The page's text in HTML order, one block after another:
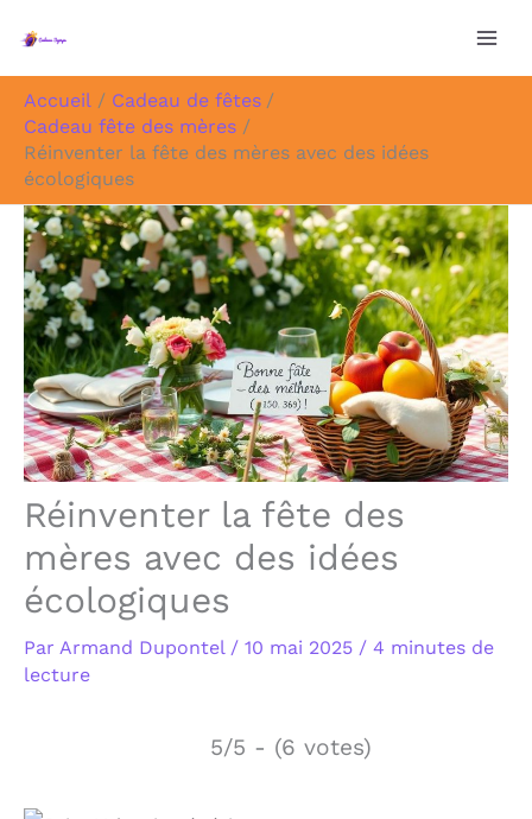
Accueil
Cadeau de fêtes
Cadeau fête des mères
Réinventer la fête des mères avec des idées
écologiques
Réinventer la fête des
mères avec des idées
écologiques
Par Armand Dupontel / 10 mai 2025 / 4 minutes de
lecture
5/5 - (6 votes)